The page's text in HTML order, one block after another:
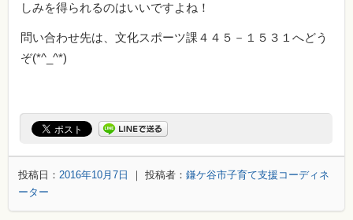
しみを得られるのはいいですよね！
問い合わせ先は、文化スポーツ課４４５－１５３１へどう
ぞ(*^_^*)
投稿日： 2016年10月7日 ｜ 投稿者： 鎌ケ谷市子育て支援コーディネ
ーター